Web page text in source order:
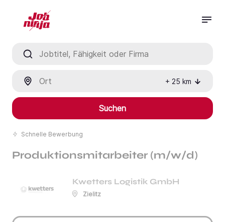
+ 25 km
Suchen
Schnelle Bewerbung
Produktionsmitarbeiter (m/w/d)
Kwetters Logistik GmbH
Zielitz